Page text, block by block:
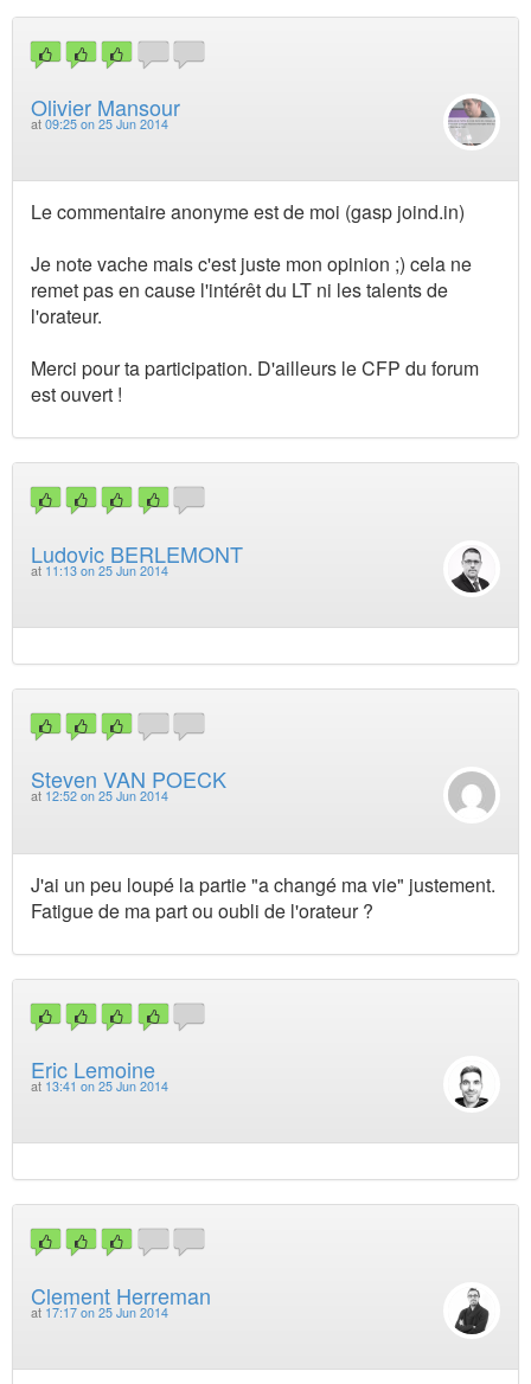
Olivier Mansour
at 09:25 on 25 Jun 2014
Le commentaire anonyme est de moi (gasp joind.in)
Je note vache mais c'est juste mon opinion ;) cela ne
remet pas en cause l'intérêt du LT ni les talents de
l'orateur.
Merci pour ta participation. D'ailleurs le CFP du forum
est ouvert !
Ludovic BERLEMONT
at 11:13 on 25 Jun 2014
Steven VAN POECK
at 12:52 on 25 Jun 2014
J'ai un peu loupé la partie "a changé ma vie" justement.
Fatigue de ma part ou oubli de l'orateur ?
Eric Lemoine
at 13:41 on 25 Jun 2014
Clement Herreman
at 17:17 on 25 Jun 2014